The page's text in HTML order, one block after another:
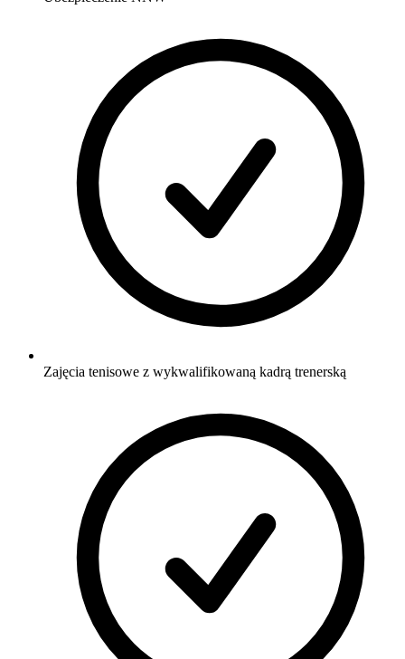
Zajęcia tenisowe z wykwalifikowaną kadrą trenerską